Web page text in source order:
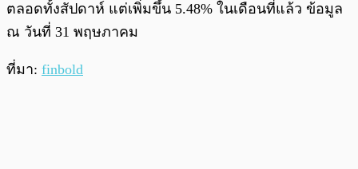
ตลอดทั้งสัปดาห์ แต่เพิ่มขึ้น 5.48% ในเดือนที่แล้ว ข้อมูล
ณ วันที่ 31 พฤษภาคม
ที่มา: finbold